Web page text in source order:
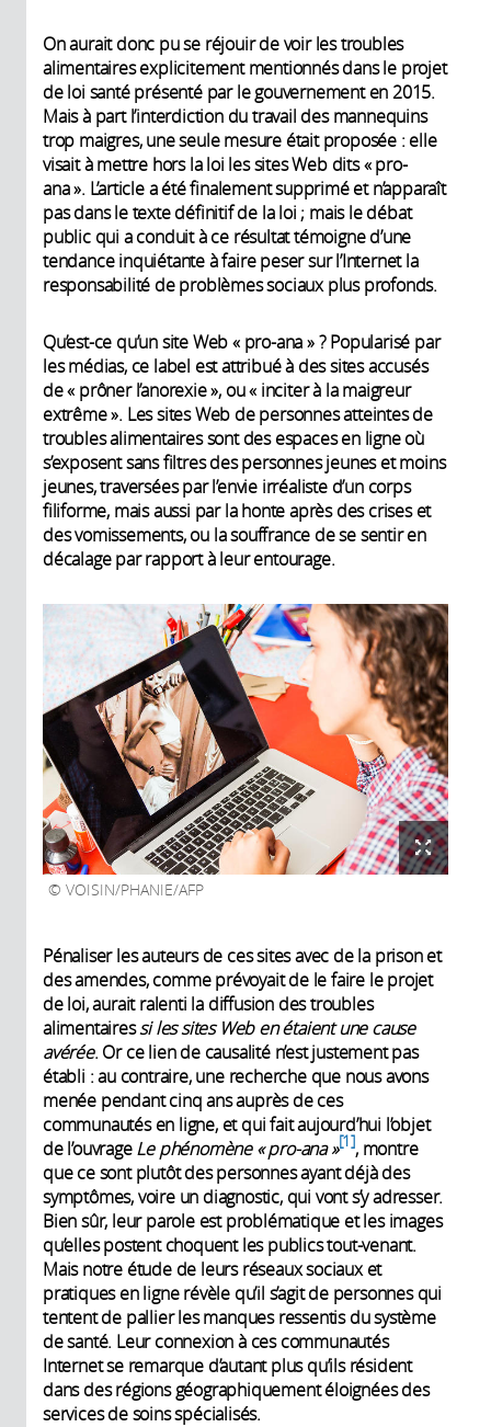
On aurait donc pu se réjouir de voir les troubles
alimentaires explicitement mentionnés dans le projet
de loi santé présenté par le gouvernement en 2015.
Mais à part l’interdiction du travail des mannequins
trop maigres, une seule mesure était proposée : elle
visait à mettre hors la loi les sites Web dits « pro-
ana ». L’article a été finalement supprimé et n’apparaît
pas dans le texte définitif de la loi ; mais le débat
public qui a conduit à ce résultat témoigne d’une
tendance inquiétante à faire peser sur l’Internet la
responsabilité de problèmes sociaux plus profonds.
Qu’est-ce qu’un site Web « pro-ana » ? Popularisé par
les médias, ce label est attribué à des sites accusés
de « prôner l’anorexie », ou « inciter à la maigreur
extrême ». Les sites Web de personnes atteintes de
troubles alimentaires sont des espaces en ligne où
s’exposent sans filtres des personnes jeunes et moins
jeunes, traversées par l’envie irréaliste d’un corps
filiforme, mais aussi par la honte après des crises et
des vomissements, ou la souffrance de se sentir en
décalage par rapport à leur entourage.
VOISIN/PHANIE/AFP
Pénaliser les auteurs de ces sites avec de la prison et
des amendes, comme prévoyait de le faire le projet
de loi, aurait ralenti la diffusion des troubles
alimentairessi les sites Web en étaient une cause
avérée. Or ce lien de causalité n’est justement pas
établi : au contraire, une recherche que nous avons
menée pendant cinq ans auprès de ces
communautés en ligne, et qui fait aujourd’hui l’objet
de l’ouvrageLe phénomène « pro-ana » 1 , montre
que ce sont plutôt des personnes ayant déjà des
symptômes, voire un diagnostic, qui vont s’y adresser.
Bien sûr, leur parole est problématique et les images
qu’elles postent choquent les publics tout-venant.
Mais notre étude de leurs réseaux sociaux et
pratiques en ligne révèle qu’il s’agit de personnes qui
tentent de pallier les manques ressentis du système
de santé. Leur connexion à ces communautés
Internet se remarque d’autant plus qu’ils résident
dans des régions géographiquement éloignées des
services de soins spécialisés.